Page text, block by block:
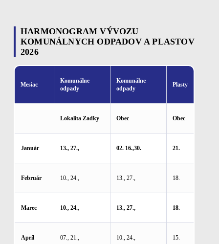
HARMONOGRAM VÝVOZU
KOMUNÁLNYCH ODPADOV A PLASTOV
2026
Mesiac
Komunálne
odpady
Komunálne
odpady
Plasty
Lokalita Zadky Obec Obec
Január 13., 27., 02. 16.,30. 21.
Február 10., 24., 13., 27., 18.
Marec 10., 24., 13., 27., 18.
Apríl 07., 21., 10., 24., 15.